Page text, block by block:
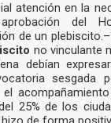
atención en la
del
de un plebiscito.–
no vinculante
debían
sesgada
25% de los